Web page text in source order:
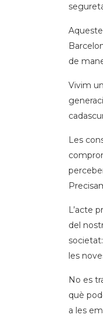
de
Vivim
Les
L’acte
del
les
No es
què
a les